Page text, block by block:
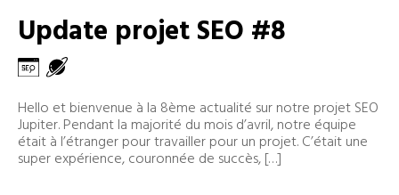
Update projet SEO #8
Hello et bienvenue à la 8ème actualité sur notre projet SEO
Jupiter. Pendant la majorité du mois d’avril, notre équipe
était à l’étranger pour travailler pour un projet. C’était une
super expérience, couronnée de succès, […]